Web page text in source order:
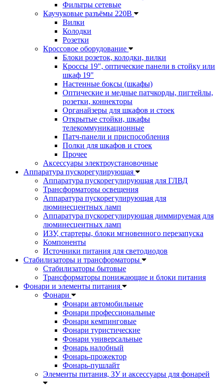
Фильтры сетевые
Каучуковые разъёмы 220В
Вилки
Колодки
Розетки
Кроссовое оборудование
Блоки розеток, колодки, вилки
Кроссы 19", оптические панели в стойку или
шкаф 19"
Настенные боксы (шкафы)
Оптические и медные патчкорды, пигтейлы,
розетки, коннекторы
Органайзеры для шкафов и стоек
Открытые стойки, шкафы
телекоммуникационные
Патч-панели и приспособления
Полки для шкафов и стоек
Прочее
Аксессуары электроустановочные
Аппаратура пускорегулирующая
Аппаратура пускорегулирующая для ГЛВД
Трансформаторы освещения
Аппаратура пускорегулирующая для
люминесцентных ламп
Аппаратура пускорегулирующая диммируемая для
люминесцентных ламп
ИЗУ, стартеры, блоки мгновенного перезапуска
Компоненты
Источники питания для светодиодов
Стабилизаторы и трансформаторы
Стабилизаторы бытовые
Трансформаторы понижающие и блоки питания
Фонари и элементы питания
Фонари
Фонари автомобильные
Фонари профессиональные
Фонари кемпинговые
Фонари туристические
Фонари универсальные
Фонарь налобный
Фонарь-прожектор
Фонарь-пушлайт
Элементы питания, ЗУ и аксессуары для фонарей